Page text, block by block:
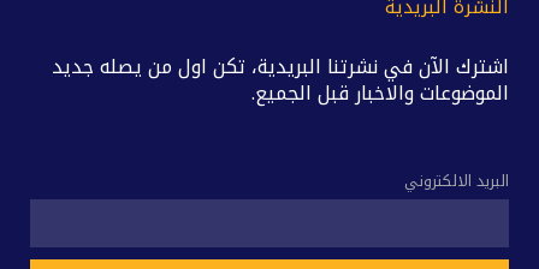
اشترك الآن في نشرتنا البريدية، تكن اول من يصله جديد
الموضوعات والاخبار قبل الجميع.
البريد الالكتروني